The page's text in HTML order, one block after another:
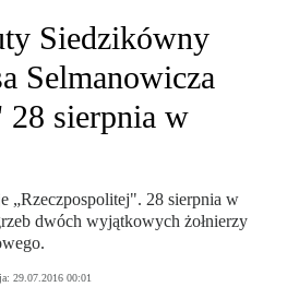
Siedzikówny
Selmanowicza
28 sierpnia w
„Rzeczpospolitej". 28 sierpnia w
dwóch wyjątkowych żołnierzy
29.07.2016 00:01